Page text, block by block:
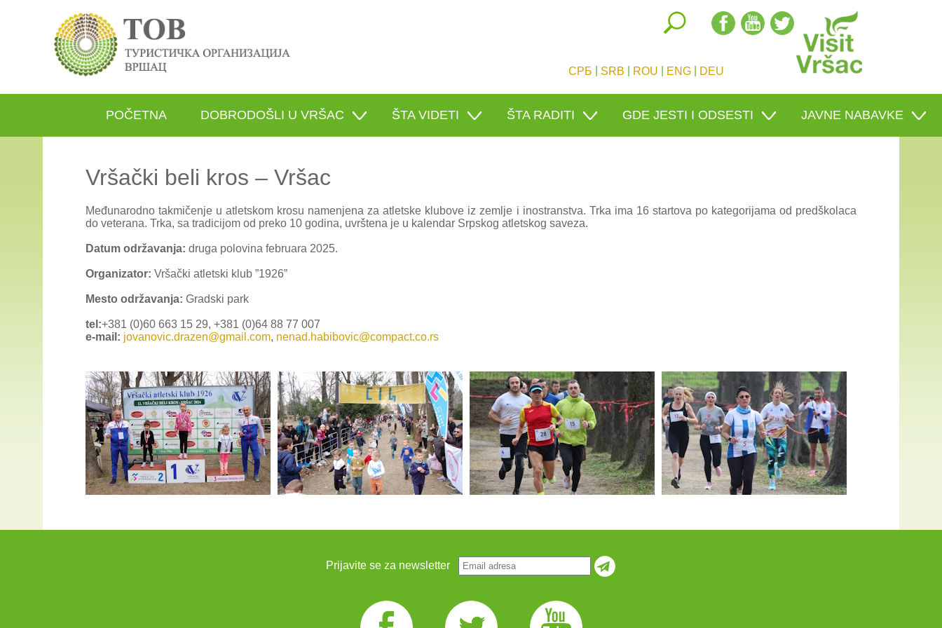
СРБ SRB ROU ENG DEU
POČETNA DOBRODOŠLI U VRŠAC ŠTA VIDETI ŠTA RADITI GDE JESTI I ODSESTI JAVNE NABAVKE
Vršački beli kros – Vršac
Međunarodno takmičenje u atletskom krosu namenjena za atletske klubove iz zemlje i inostranstva. Trka ima 16 startova po kategorijama od predškolaca
do veterana. Trka, sa tradicijom od preko 10 godina, uvrštena je u kalendar Srpskog atletskog saveza.
Datum održavanja:druga polovina februara 2025.
Organizator:Vršački atletski klub ”1926”
Mesto održavanja:Gradski park
tel:+381 (0)60 663 15 29, +381 (0)64 88 77 007
e-mail: jovanovic.drazen@gmail.com, nenad.habibovic@compact.co.rs
Prijavite se za newsletter